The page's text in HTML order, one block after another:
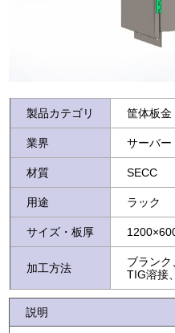
製品カテゴリ 筐体板金
業界 サーバー
材質 SECC
用途 ラック
サイズ・板厚
加工方法
ブランク
TIG溶接
説明